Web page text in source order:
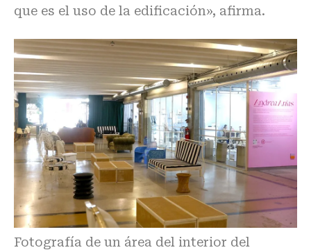
que es el uso de la edificación», afirma.
Fotografía de un área del interior del